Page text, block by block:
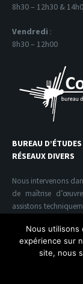
8h30 – 12h30 &
Vendredi :
8h30 – 12h00
BUREAU
RÉSEAUX DIVERS
Nous intervenons
de maîtrise
assistons
Nous utilisons
expérience sur
site, nous